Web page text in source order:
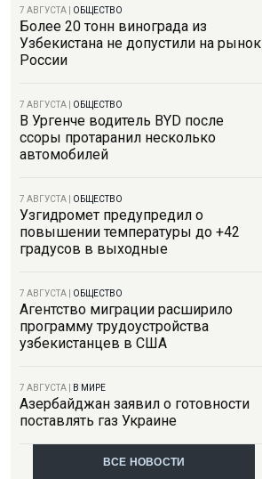
7 АВГУСТА ОБЩЕСТВО
Более 20 тонн винограда из
Узбекистана не допустили на рынок
России
7 АВГУСТА ОБЩЕСТВО
В Ургенче водитель BYD после
ссоры протаранил несколько
автомобилей
7 АВГУСТА ОБЩЕСТВО
Узгидромет предупредил о
повышении температуры до +42
градусов в выходные
7 АВГУСТА ОБЩЕСТВО
Агентство миграции расширило
программу трудоустройства
узбекистанцев в США
7 АВГУСТА В МИРЕ
Азербайджан заявил о готовности
поставлять газ Украине
ВСЕ НОВОСТИ